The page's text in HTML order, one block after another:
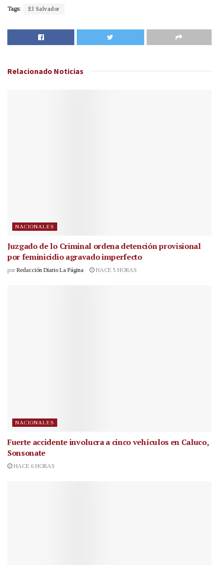
Tags: El Salvador
Relacionado Noticias
NACIONALES
Juzgado de lo Criminal ordena detención provisional
por feminicidio agravado imperfecto
por Redacción Diario La Página HACE 5 HORAS
NACIONALES
Fuerte accidente involucra a cinco vehículos en Caluco,
Sonsonate
HACE 6 HORAS